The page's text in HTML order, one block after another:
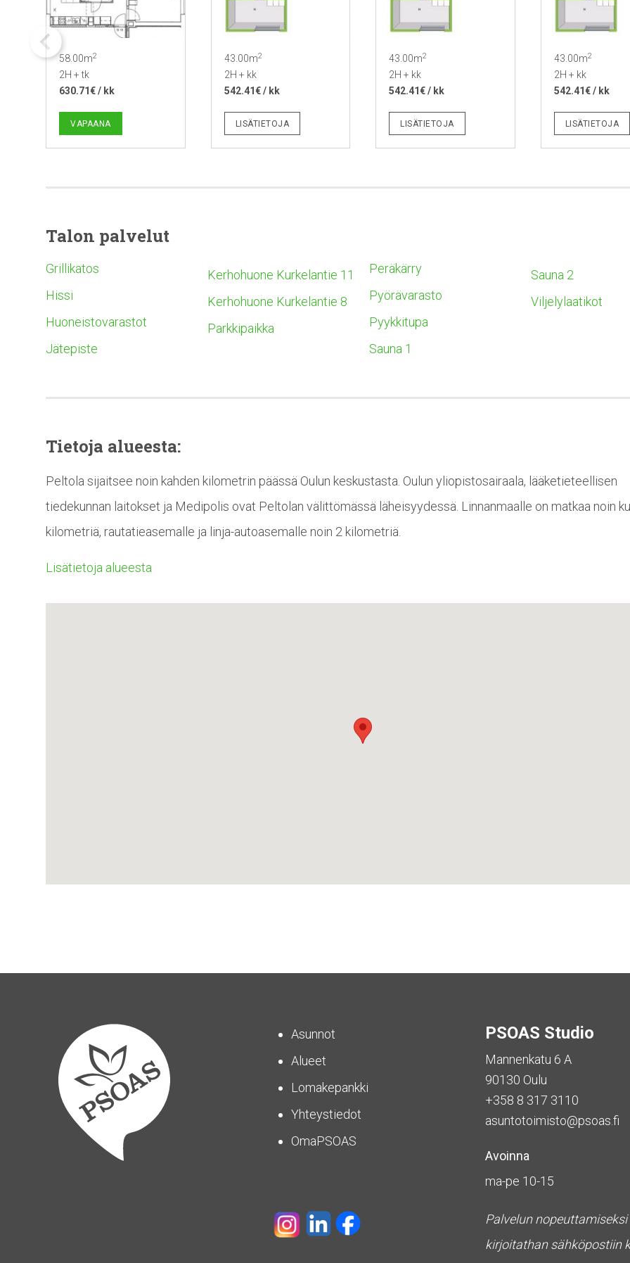
58.00m2
2H + tk
630.71€ / kk
VAPAANA
43.00m2
2H + kk
542.41€ / kk
LISÄTIETOJA
43.00m2
2H + kk
542.41€ / kk
LISÄTIETOJA
43.00m2
2H + kk
542.41€ / kk
LISÄTIETOJA
Talon palvelut
Grillikatos
Hissi
Huoneistovarastot
Jätepiste
Kerhohuone Kurkelantie 11
Kerhohuone Kurkelantie 8
Parkkipaikka
Peräkärry
Pyörävarasto
Pyykkitupa
Sauna 1
Sauna 2
Viljelylaatikot
Tietoja alueesta:
Peltola sijaitsee noin kahden kilometrin päässä Oulun keskustasta. Oulun yliopistosairaala, lääketieteellisen
tiedekunnan laitokset ja Medipolis ovat Peltolan välittömässä läheisyydessä. Linnanmaalle on matkaa noin
kilometriä, rautatieasemalle ja linja-autoasemalle noin 2 kilometriä.
Lisätietoja alueesta
Asunnot
Alueet
Lomakepankki
Yhteystiedot
OmaPSOAS
PSOAS Studio
Mannenkatu 6 A
90130 Oulu
+358 8 317 3110
asuntotoimisto@psoas.fi
Avoinna
ma-pe 10-15
Palvelun nopeuttamiseksi
kirjoitathan sähköpostiin